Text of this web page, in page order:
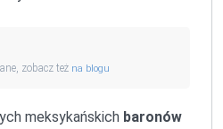
zobacz też na blogu
meksykańskich baronów